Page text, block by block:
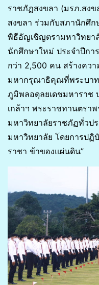
ราชภัฏสงขลา (มรภ.สง
สงขลา ร่วมกับสภานักศึ
พิธีอัญเชิญตรามหาวิทยา
นักศึกษาใหม่ ประจำปีกา
กว่า 2,500 คน สร้างคว
มหากรุณาธิคุณที่พระบาท
ภูมิพลอดุลยเดชมหาราช
เกล้าฯ พระราชทานตรา
มหาวิทยาลัยราชภัฏทั่วปร
มหาวิทยาลัย โดยการปฏิ
ราชา ข้าของแผ่นดิน”